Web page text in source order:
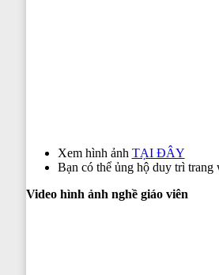
Xem hình ảnh TẠI ĐÂY
Bạn có thể ủng hộ duy trì
Video hình ảnh nghề giáo viên